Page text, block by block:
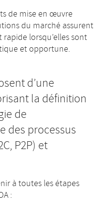
de mise en œuvre
du marché assurent
lorsqu’elles sont
et opportune.
d’une
la définition
de
des processus
P2P) et
à toutes les étapes
: